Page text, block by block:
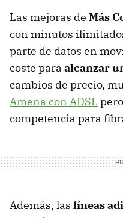
Las mejoras de Más
con minutos
parte de datos en
coste para alcanzar
cambios de precio,
Amena con ADSL
competencia para
Además, las líneas